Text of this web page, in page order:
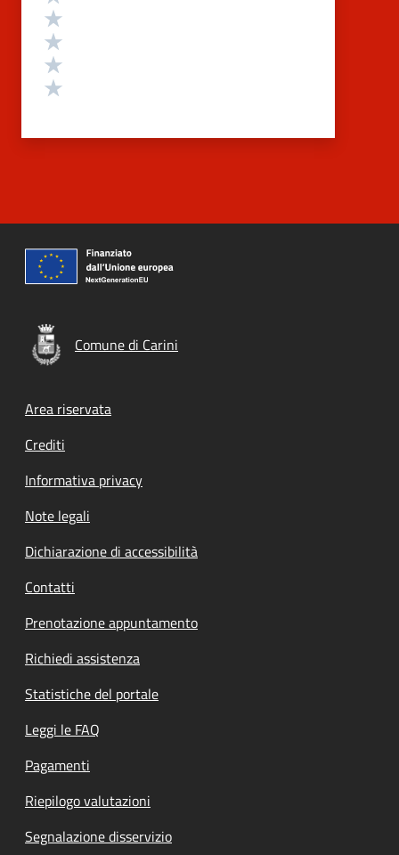
Comune di Carini
Footer menu
Area riservata
Crediti
Informativa privacy
Note legali
Dichiarazione di accessibilità
Contatti
Prenotazione appuntamento
Richiedi assistenza
Statistiche del portale
Leggi le FAQ
Pagamenti
Riepilogo valutazioni
Segnalazione disservizio